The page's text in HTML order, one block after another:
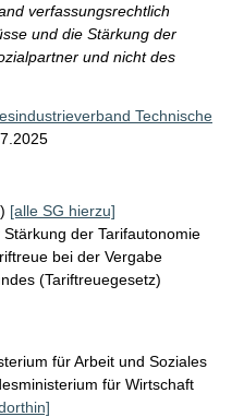
verfassungsrechtlich
und die Stärkung der
und nicht des
Technische
) [alle SG hierzu]
der Tarifautonomie
bei der Vergabe
(Tariftreuegesetz)
für Arbeit und Soziales
für Wirtschaft